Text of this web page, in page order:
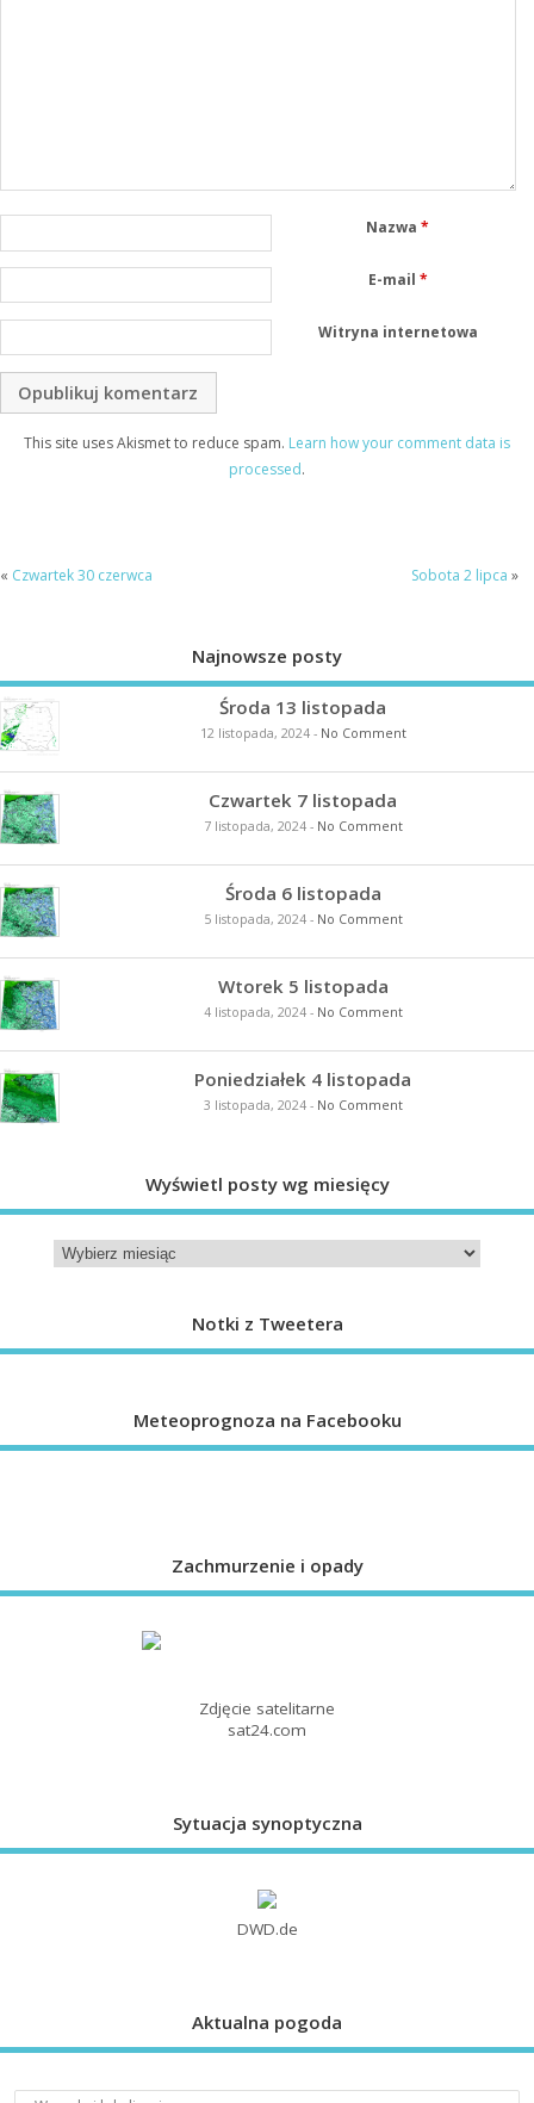
Nazwa*
E-mail *
Witryna internetowa
This site uses Akismet to reduce spam. Learn how your comment data is
processed.
« Czwartek 30 czerwca Sobota 2 lipca »
Najnowsze posty
Środa 13 listopada
12 listopada, 2024- No Comment
Czwartek 7 listopada
7 listopada, 2024- No Comment
Środa 6 listopada
5 listopada, 2024- No Comment
Wtorek 5 listopada
4 listopada, 2024- No Comment
Poniedziałek 4 listopada
3 listopada, 2024- No Comment
Wyświetl posty wg miesięcy
Notki z Tweetera
Meteoprognoza na Facebooku
Zachmurzenie i opady
Zdjęcie satelitarne
sat24.com
Sytuacja synoptyczna
DWD.de
Aktualna pogoda